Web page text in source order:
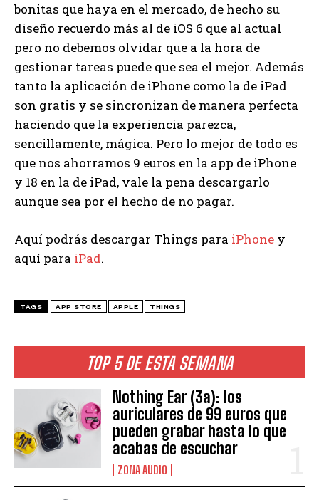
TOP 5 DE ESTA SEMANA
Nothing Ear (3a): los
auriculares de 99 euros que
pueden grabar hasta lo que
acabas de escuchar
ZONA AUDIO
bonitas que haya en el mercado, de hecho su
diseño recuerdo más al de iOS 6 que al actual
pero no debemos olvidar que a la hora de
gestionar tareas puede que sea el mejor. Además
tanto la aplicación de iPhone como la de iPad
son gratis y se sincronizan de manera perfecta
haciendo que la experiencia parezca,
sencillamente, mágica. Pero lo mejor de todo es
que nos ahorramos 9 euros en la app de iPhone
y 18 en la de iPad, vale la pena descargarlo
aunque sea por el hecho de no pagar.
Aquí podrás descargar Things para iPhone y
aquí para iPad.
TAGS APP STORE APPLE THINGS